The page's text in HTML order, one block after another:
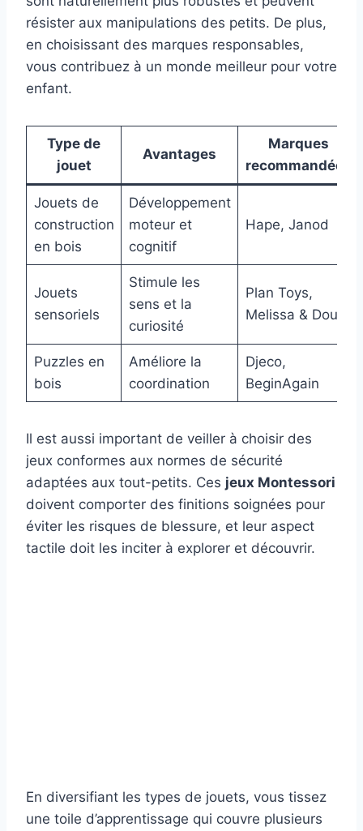
résister aux manipulations des petits. De plus,
en choisissant des marques responsables,
vous contribuez à un monde meilleur pour votre
enfant.
Type de
jouet
Avantages
Marques
recommandées
Jouets de
construction
en bois
Développement
moteur et
cognitif
Hape, Janod
Jouets
sensoriels
Stimule les
sens et la
curiosité
Plan Toys,
Melissa & Doug
Puzzles en
bois
Améliore la
coordination
Djeco,
BeginAgain
Il est aussi important de veiller à choisir des
jeux conformes aux normes de sécurité
adaptées aux tout-petits. Ces jeux Montessori
doivent comporter des finitions soignées pour
éviter les risques de blessure, et leur aspect
tactile doit les inciter à explorer et découvrir.
En diversifiant les types de jouets, vous tissez
une toile d’apprentissage qui couvre plusieurs